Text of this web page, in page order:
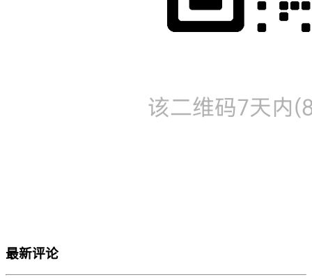
最新评论